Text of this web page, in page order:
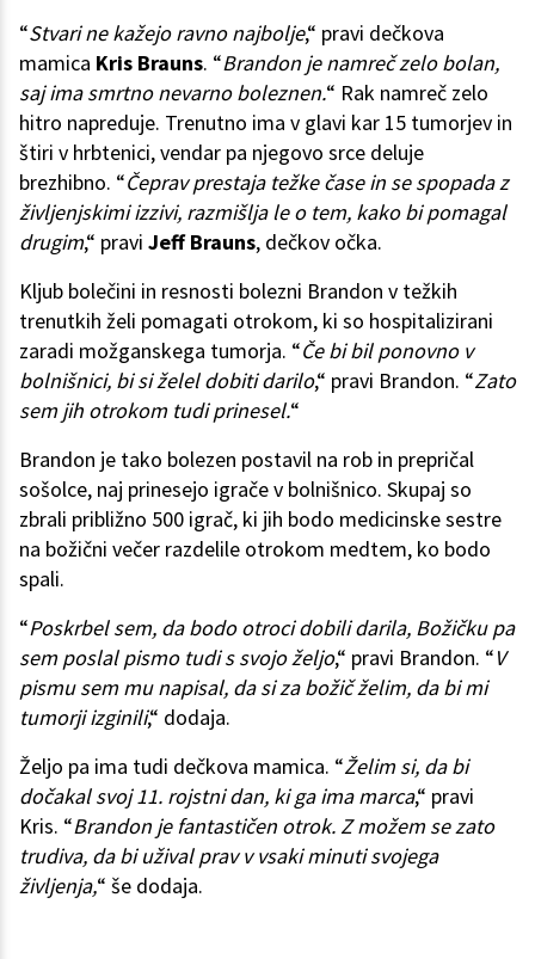
“Stvari ne kažejo ravno najbolje,“ pravi dečkova
mamica Kris Brauns. “Brandon je namreč zelo bolan,
saj ima smrtno nevarno boleznen.“ Rak namreč zelo
hitro napreduje. Trenutno ima v glavi kar 15 tumorjev in
štiri v hrbtenici, vendar pa njegovo srce deluje
brezhibno. “Čeprav prestaja težke čase in se spopada z
življenjskimi izzivi, razmišlja le o tem, kako bi pomagal
drugim,“ pravi Jeff Brauns, dečkov očka.
Kljub bolečini in resnosti bolezni Brandon v težkih
trenutkih želi pomagati otrokom, ki so hospitalizirani
zaradi možganskega tumorja. “Če bi bil ponovno v
bolnišnici, bi si želel dobiti darilo,“ pravi Brandon. “Zato
sem jih otrokom tudi prinesel.“
Brandon je tako bolezen postavil na rob in prepričal
sošolce, naj prinesejo igrače v bolnišnico. Skupaj so
zbrali približno 500 igrač, ki jih bodo medicinske sestre
na božični večer razdelile otrokom medtem, ko bodo
spali.
“Poskrbel sem, da bodo otroci dobili darila, Božičku pa
sem poslal pismo tudi s svojo željo,“ pravi Brandon. “V
pismu sem mu napisal, da si za božič želim, da bi mi
tumorji izginili,“ dodaja.
Željo pa ima tudi dečkova mamica. “Želim si, da bi
dočakal svoj 11. rojstni dan, ki ga ima marca,“ pravi
Kris. “Brandon je fantastičen otrok. Z možem se zato
trudiva, da bi užival prav v vsaki minuti svojega
življenja,“ še dodaja.